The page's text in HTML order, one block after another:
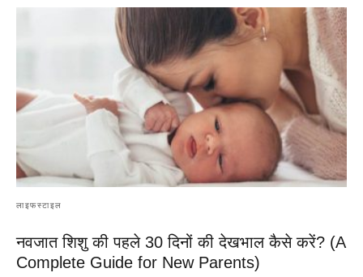
लाइफस्टाइल
नवजात शिशु की पहले 30 दिनों की देखभाल कैसे करें? (A
Complete Guide for New Parents)